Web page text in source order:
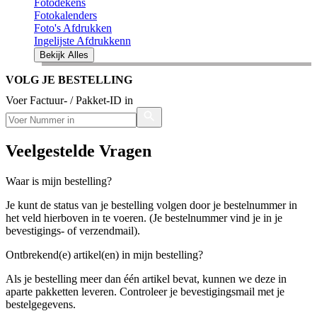
Fotodekens
Fotokalenders
Foto's Afdrukken
Ingelijste Afdrukkenn
Bekijk Alles
VOLG JE BESTELLING
Voer Factuur- / Pakket-ID in
Veelgestelde Vragen
Waar is mijn bestelling?
Je kunt de status van je bestelling volgen door je bestelnummer in
het veld hierboven in te voeren. (Je bestelnummer vind je in je
bevestigings- of verzendmail).
Ontbrekend(e) artikel(en) in mijn bestelling?
Als je bestelling meer dan één artikel bevat, kunnen we deze in
aparte pakketten leveren. Controleer je bevestigingsmail met je
bestelgegevens.